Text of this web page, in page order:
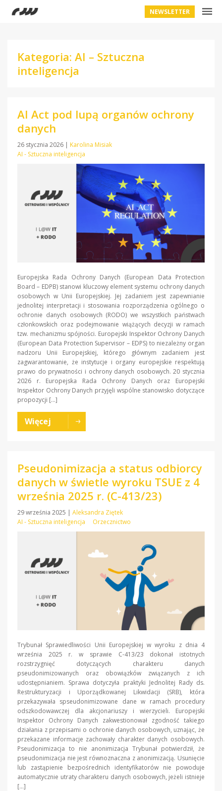
NEWSLETTER
Kategoria: AI – Sztuczna
inteligencja
AI Act pod lupą organów ochrony
danych
26 stycznia 2026 | Karolina Misiak
AI - Sztuczna inteligencja
Europejska Rada Ochrony Danych (European Data Protection
Board – EDPB) stanowi kluczowy element systemu ochrony danych
osobowych w Unii Europejskiej. Jej zadaniem jest zapewnianie
jednolitej interpretacji i stosowania rozporządzenia ogólnego o
ochronie danych osobowych (RODO) we wszystkich państwach
członkowskich oraz podejmowanie wiążących decyzji w ramach
tzw. mechanizmu spójności. Europejski Inspektor Ochrony Danych
(European Data Protection Supervisor – EDPS) to niezależny organ
nadzoru Unii Europejskiej, którego głównym zadaniem jest
zagwarantowanie, że instytucje i organy europejskie respektują
prawo do prywatności i ochrony danych osobowych. 20 stycznia
2026 r. Europejska Rada Ochrony Danych oraz Europejski
Inspektor Ochrony Danych przyjęli wspólne stanowisko dotyczące
propozycji […]
Więcej
Pseudonimizacja a status odbiorcy
danych w świetle wyroku TSUE z 4
września 2025 r. (C-413/23)
29 września 2025 | Aleksandra Ziętek
AI - Sztuczna inteligencja
Orzecznictwo
Trybunał Sprawiedliwości Unii Europejskiej w wyroku z dnia 4
września 2025 r. w sprawie C-413/23 dokonał istotnych
rozstrzygnięć dotyczących charakteru danych
pseudonimizowanych oraz obowiązków związanych z ich
udostępnianiem. Sprawa dotyczyła praktyki Jednolitej Rady ds.
Restrukturyzacji i Uporządkowanej Likwidacji (SRB), która
przekazywała spseudonimizowane dane w ramach procedury
odszkodowawczej dla akcjonariuszy i wierzycieli. Europejski
Inspektor Ochrony Danych zakwestionował zgodność takiego
działania z przepisami o ochronie danych osobowych, uznając, że
przekazane informacje zachowały charakter danych osobowych.
Pseudonimizacja to nie anonimizacja Trybunał potwierdził, że
pseudonimizacja nie jest równoznaczna z anonimizacją. Usunięcie
lub zastąpienie bezpośrednich identyfikatorów nie powoduje
automatycznie utraty charakteru danych osobowych, jeżeli istnieje
[…]